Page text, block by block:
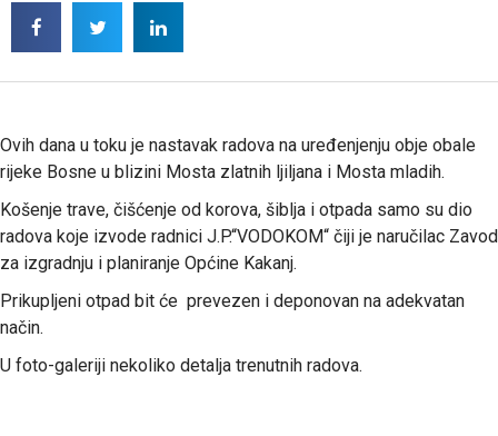
Ovih dana u toku je nastavak radova na uređenjenju obje obale
rijeke Bosne u blizini Mosta zlatnih ljiljana i Mosta mladih.
Košenje trave, čišćenje od korova, šiblja i otpada samo su dio
radova koje izvode radnici J.P.“VODOKOM“ čiji je naručilac Zavod
za izgradnju i planiranje Općine Kakanj.
Prikupljeni otpad bit će prevezen i deponovan na adekvatan
način.
U foto-galeriji nekoliko detalja trenutnih radova.